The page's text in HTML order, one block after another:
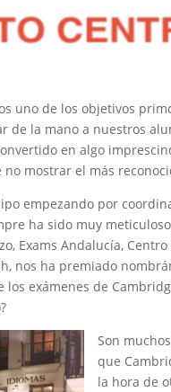
uno de los objetivos
de la mano a nuestros
en algo
mostrar el más
empezando por
ha sido muy
Exams Andalucía,
nos ha premiado
exámenes de
Son
que
la hora de